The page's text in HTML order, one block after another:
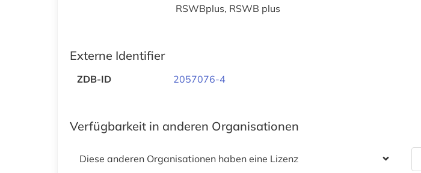
RSWBplus, RSWB plus
Externe Identifier
ZDB-ID 2057076-4
Verfügbarkeit in anderen Organisationen
Diese anderen Organisationen haben eine Lizenz